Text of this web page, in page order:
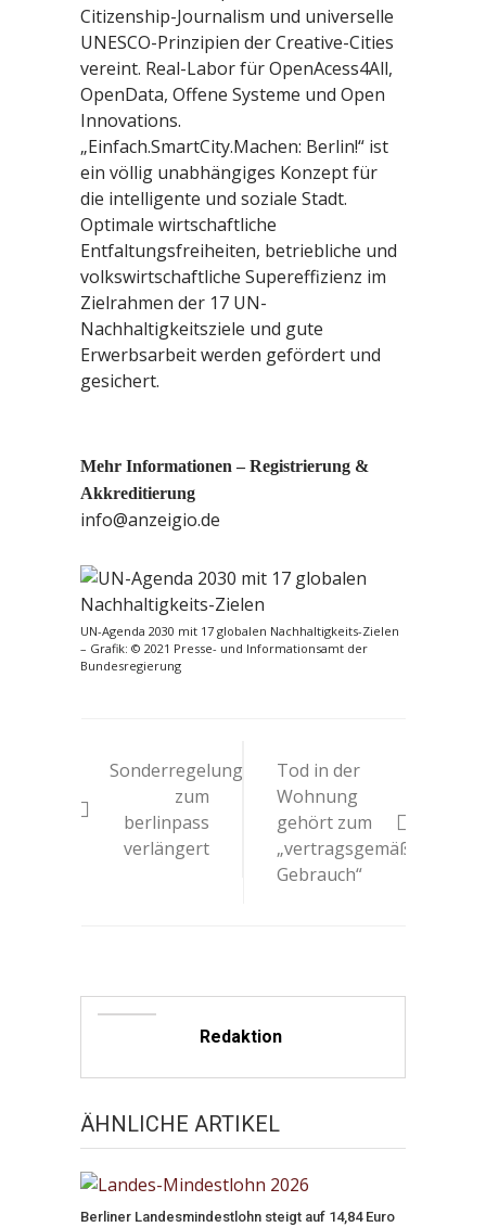
Citizenship-Journalism und universelle
UNESCO-Prinzipien der Creative-Cities
vereint. Real-Labor für OpenAcess4All,
OpenData, Offene Systeme und Open
Innovations.
„Einfach.SmartCity.Machen: Berlin!“ ist
ein völlig unabhängiges Konzept für
die intelligente und soziale Stadt.
Optimale wirtschaftliche
Entfaltungsfreiheiten, betriebliche und
volkswirtschaftliche Supereffizienz im
Zielrahmen der 17 UN-
Nachhaltigkeitsziele und gute
Erwerbsarbeit werden gefördert und
gesichert.
Mehr Informationen – Registrierung &
Akkreditierung
info@anzeigio.de
UN-Agenda 2030 mit 17 globalen Nachhaltigkeits-Zielen
– Grafik: © 2021 Presse- und Informationsamt der
Bundesregierung
Sonderregelung
zum
berlinpass
verlängert
Tod in der
Wohnung
gehört zum
„vertragsgemäßen
Gebrauch“
Redaktion
ÄHNLICHE ARTIKEL
Berliner Landesmindestlohn steigt auf 14,84 Euro